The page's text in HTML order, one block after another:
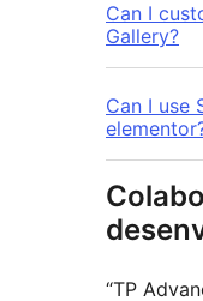
Can I
Gallery?
Can I use
“TP